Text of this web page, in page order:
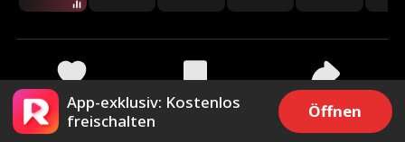
2.1k 4.4k Teilen
App-exklusiv: Kostenlos
freischalten
Öffnen